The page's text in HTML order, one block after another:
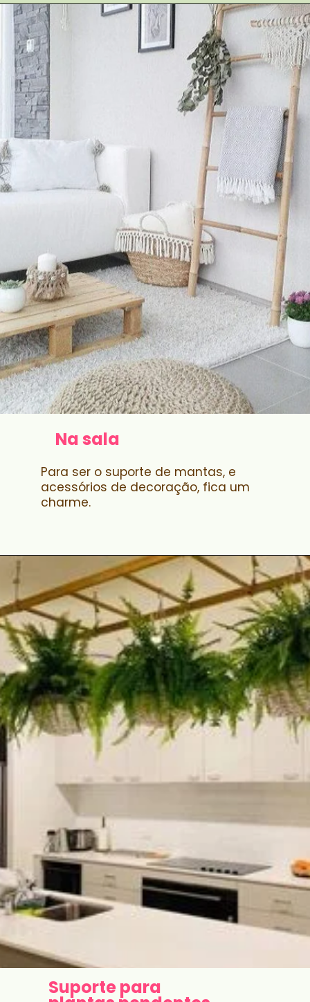
Na sala
Para ser o suporte de mantas, e
acessórios de decoração, fica um
charme.
Suporte para